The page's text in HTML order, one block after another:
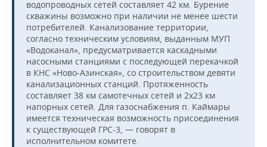
водопроводных сетей составляет 42 км. Бурение
скважины возможно при наличии не менее шести
потребителей. Канализование территории,
согласно техническим условиям, выданным МУП
«Водоканал», предусматривается каскадными
насосными станциями с последующей перекачкой
в КНС «Ново-Азинская», со строительством девяти
канализационных станций. Протяженность
составляет 38 км самотечных сетей и 2х23 км
напорных сетей. Для газоснабжения п. Каймары
имеется техническая возможность присоединения
к существующей ГРС-3, — говорят в
исполнительном комитете.